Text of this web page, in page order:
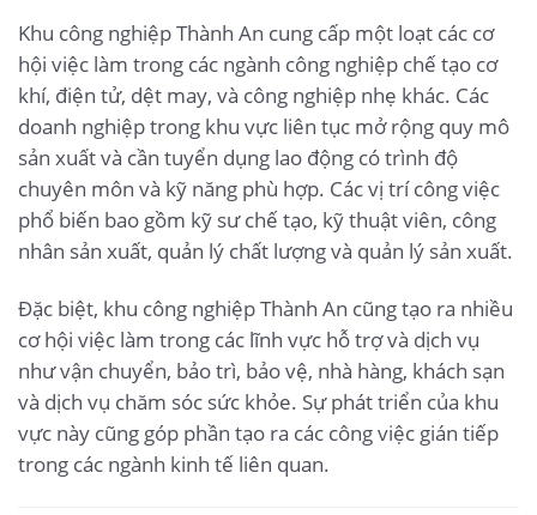
Khu công nghiệp Thành An cung cấp một loạt các cơ
hội việc làm trong các ngành công nghiệp chế tạo cơ
khí, điện tử, dệt may, và công nghiệp nhẹ khác. Các
doanh nghiệp trong khu vực liên tục mở rộng quy mô
sản xuất và cần tuyển dụng lao động có trình độ
chuyên môn và kỹ năng phù hợp. Các vị trí công việc
phổ biến bao gồm kỹ sư chế tạo, kỹ thuật viên, công
nhân sản xuất, quản lý chất lượng và quản lý sản xuất.
Đặc biệt, khu công nghiệp Thành An cũng tạo ra nhiều
cơ hội việc làm trong các lĩnh vực hỗ trợ và dịch vụ
như vận chuyển, bảo trì, bảo vệ, nhà hàng, khách sạn
và dịch vụ chăm sóc sức khỏe. Sự phát triển của khu
vực này cũng góp phần tạo ra các công việc gián tiếp
trong các ngành kinh tế liên quan.